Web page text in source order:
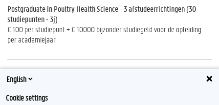
Postgraduate in Poultry Health Science - 3 afstudeerrichtingen (30
studiepunten - 3j)
€ 100 per studiepunt + € 10000 bijzonder studiegeld voor de opleiding
per academiejaar
Contact
studiegeld@ugent.be
English
Cookie settings